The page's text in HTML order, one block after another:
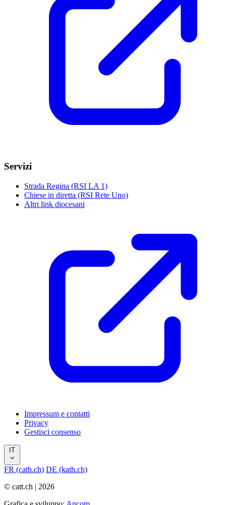
Servizi
Strada Regina (RSI LA 1)
Chiese in diretta (RSI Rete Uno)
Altri link diocesani
Impressum e contatti
Privacy
Gestisci consenso
IT
FR (cath.ch) DE (kath.ch)
© catt.ch | 2026